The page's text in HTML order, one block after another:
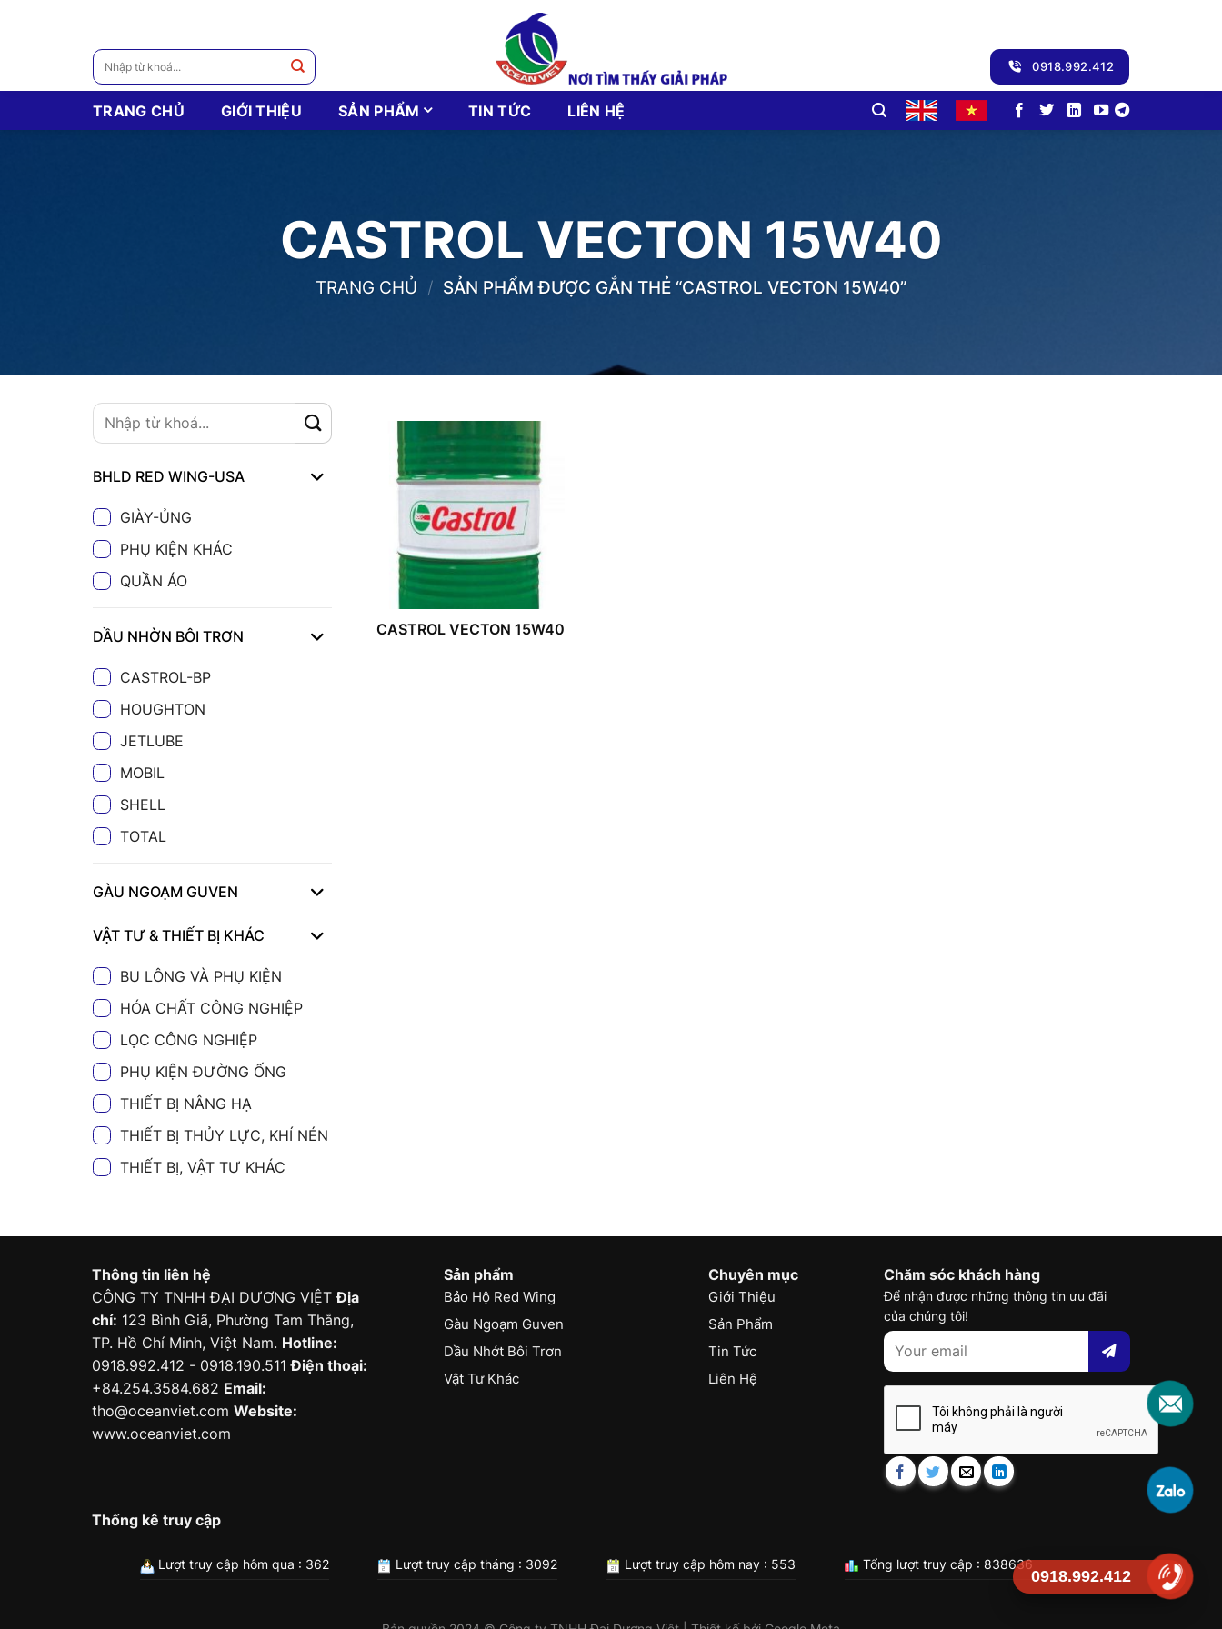
Tìm
kiếm:
0918.992.412
TRANG CHỦ GIỚI THIỆU SẢN PHẨM TIN TỨC LIÊN HỆ
CASTROL VECTON 15W40
TRANG CHỦ / SẢN PHẨM ĐƯỢC GẮN THẺ “CASTROL VECTON 15W40”
BHLD RED WING-USA
GIÀY-ỦNG
PHỤ KIỆN KHÁC
QUẦN ÁO
DẦU NHỜN BÔI TRƠN
CASTROL-BP
HOUGHTON
JETLUBE
MOBIL
SHELL
TOTAL
GÀU NGOẠM GUVEN
VẬT TƯ & THIẾT BỊ KHÁC
BU LÔNG VÀ PHỤ KIỆN
HÓA CHẤT CÔNG NGHIỆP
LỌC CÔNG NGHIỆP
PHỤ KIỆN ĐƯỜNG ỐNG
THIẾT BỊ NÂNG HẠ
THIẾT BỊ THỦY LỰC, KHÍ NÉN
THIẾT BỊ, VẬT TƯ KHÁC
CASTROL VECTON 15W40
Thông tin liên hệ
CÔNG TY TNHH ĐẠI DƯƠNG VIỆTĐịa
chỉ: 123 Bình Giã, Phường Tam Thắng,
TP. Hồ Chí Minh, Việt Nam. Hotline:
0918.992.412 - 0918.190.511Điện thoại:
+84.254.3584.682 Email:
tho@oceanviet.com Website:
www.oceanviet.com
Sản phẩm
Bảo Hộ Red Wing
Gàu Ngoạm Guven
Dầu Nhớt Bôi Trơn
Vật Tư Khác
Chuyên mục
Giới Thiệu
Sản Phẩm
Tin Tức
Liên Hệ
Chăm sóc khách hàng
Để nhận được những thông tin ưu đãi
của chúng tôi!
Thống kê truy cập
Lượt truy cập hôm qua : 362 Lượt truy cập tháng : 3092 Lượt truy cập hôm nay : 553 Tổng lượt truy cập : 838636
0918.992.412